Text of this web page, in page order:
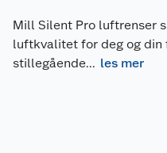
Mill Silent Pro luftrenser
luftkvalitet for deg og din
stillegående... les mer